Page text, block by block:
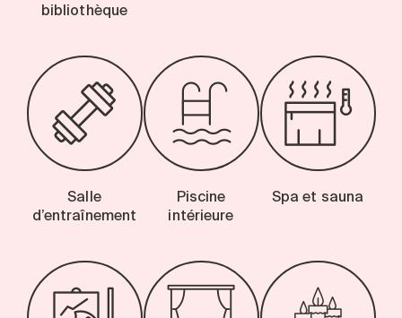
bibliothèque
Salle
d’entraînement
Piscine
intérieure
Spa et sauna